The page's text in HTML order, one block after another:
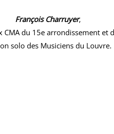
François Charruyer,
CMA du 15e arrondissement et
solo des Musiciens du Louvre.